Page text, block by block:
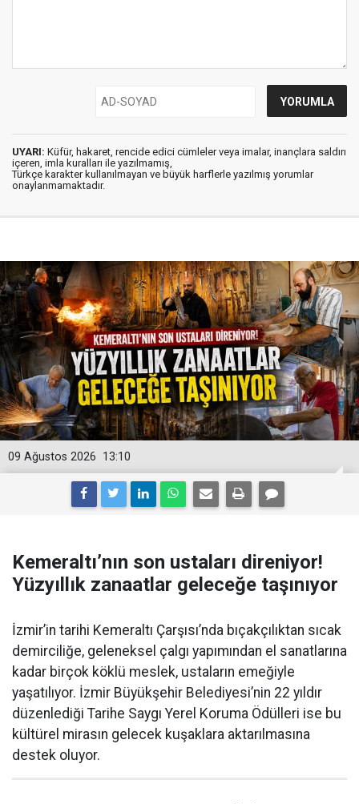
UYARI: Küfür, hakaret, rencide edici cümleler veya imalar, inançlara saldırı
içeren, imla kuralları ile yazılmamış,
Türkçe karakter kullanılmayan ve büyük harflerle yazılmış yorumlar
onaylanmamaktadır.
13:10
09 Ağustos 2026
Kemeraltı’nın son ustaları direniyor!
Yüzyıllık zanaatlar geleceğe taşınıyor
İzmir’in tarihi Kemeraltı Çarşısı’nda bıçakçılıktan sıcak
demirciliğe, geleneksel çalgı yapımından el sanatlarına
kadar birçok köklü meslek, ustaların emeğiyle
yaşatılıyor. İzmir Büyükşehir Belediyesi’nin 22 yıldır
düzenlediği Tarihe Saygı Yerel Koruma Ödülleri ise bu
kültürel mirasın gelecek kuşaklara aktarılmasına
destek oluyor.